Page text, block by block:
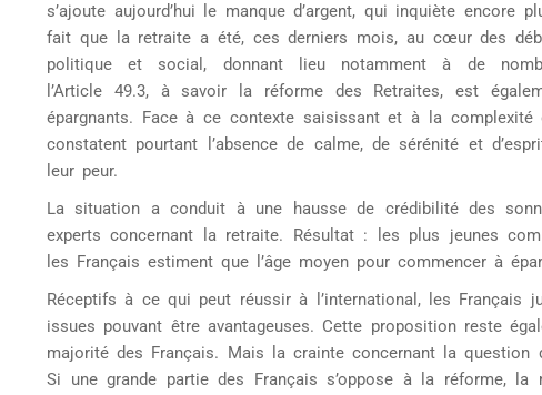
s’ajoute aujourd’hui le manque d’argent, qui inquiète encore
fait que la retraite a été, ces derniers mois, au cœur des
politique et social, donnant lieu notamment à de
l’Article 49.3, à savoir la réforme des Retraites, est
épargnants. Face à ce contexte saisissant et à la complexité
constatent pourtant l’absence de calme, de sérénité et
leur peur.
La situation a conduit à une hausse de crédibilité des
experts concernant la retraite. Résultat : les plus jeunes
les Français estiment que l’âge moyen pour commencer à
Réceptifs à ce qui peut réussir à l’international, les Français
issues pouvant être avantageuses. Cette proposition reste
majorité des Français. Mais la crainte concernant la question
Si une grande partie des Français s’oppose à la réforme,